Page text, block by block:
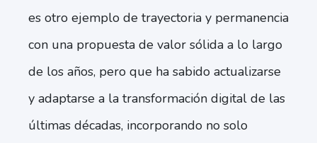
es otro ejemplo de trayectoria y permanencia
con una propuesta de valor sólida a lo largo
de los años, pero que ha sabido actualizarse
y adaptarse a la transformación digital de las
últimas décadas, incorporando no solo